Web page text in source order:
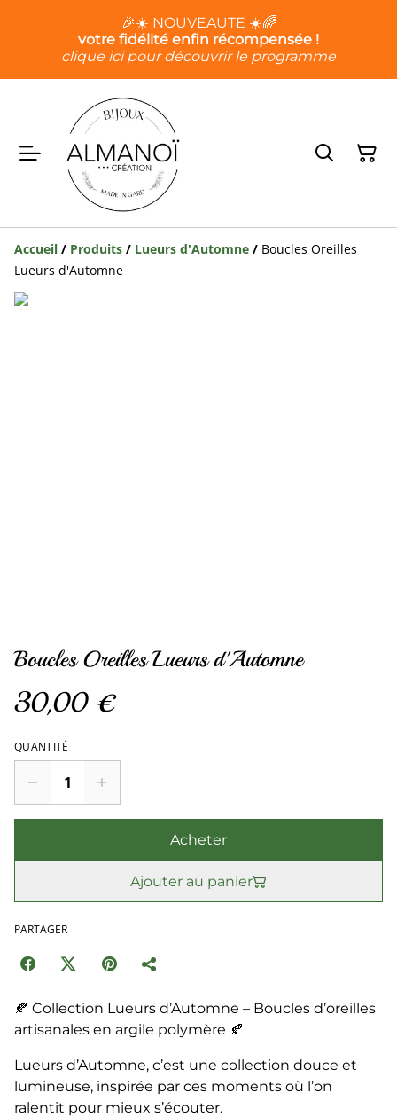
🎉☀️ NOUVEAUTE ☀️🌈
votre fidélité enfin récompensée !
clique ici pour découvrir le programme
Accueil / Produits / Lueurs d'Automne / Boucles Oreilles
Lueurs d'Automne
Boucles Oreilles Lueurs d'Automne
30,00 €
QUANTITÉ
Acheter
Ajouter au panier
PARTAGER
🍂 Collection Lueurs d’Automne – Boucles d’oreilles
artisanales en argile polymère 🍂
Lueurs d’Automne, c’est une collection douce et
lumineuse, inspirée par ces moments où l’on
ralentit pour mieux s’écouter.